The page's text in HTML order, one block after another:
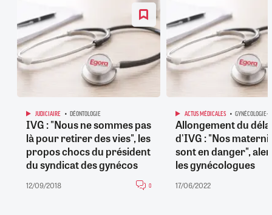
JUDICIAIRE DÉONTOLOGIE
IVG : "Nous ne sommes pas
là pour retirer des vies", les
propos chocs du président
du syndicat des gynécos
12/09/2018 0
ACTUS MÉDICALES GYNÉCOLOGIE-
Allongement du délai
d'IVG : "Nos
sont en danger",
les gynécologues
17/06/2022